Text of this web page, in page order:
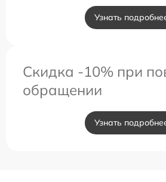
Узнать
Скидка -10% при
обращении
Узнать